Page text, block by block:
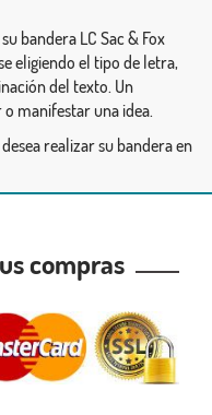
bandera LC Sac & Fox
eligiendo el tipo de letra,
del texto. Un
manifestar una idea.
realizar su bandera en
compras